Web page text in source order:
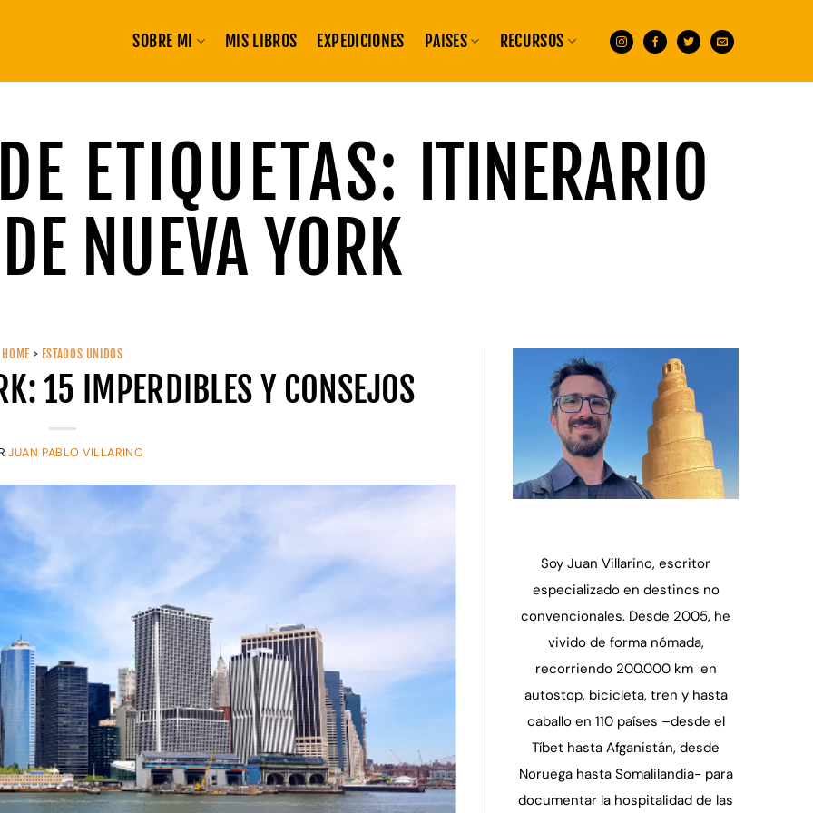
SOBRE MI MIS LIBROS EXPEDICIONES PAISES RECURSOS
ETIQUETAS: ITINERARIO
DE NUEVA YORK
HOME > ESTADOS UNIDOS
15 IMPERDIBLES Y CONSEJOS
JUAN PABLO VILLARINO
Soy Juan Villarino, escritor
especializado en destinos no
convencionales. Desde 2005, he
vivido de forma nómada,
recorriendo 200.000 km en
autostop, bicicleta, tren y hasta
caballo en 110 países –desde el
Tíbet hasta Afganistán, desde
Noruega hasta Somalilandia- para
documentar la hospitalidad de las